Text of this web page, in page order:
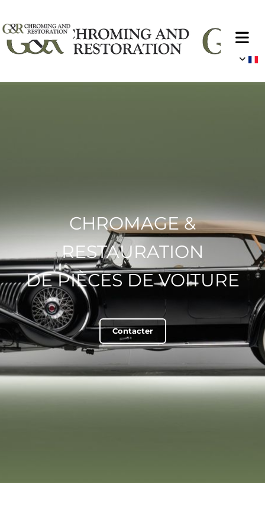
CHROMAGE &
RESTAURATION
DE PIÈCES DE VOITURE
Contacter